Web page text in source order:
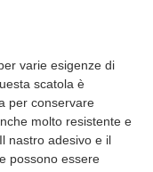
varie esigenze di
scatola è
per conservare
molto resistente e
nastro adesivo e il
possono essere